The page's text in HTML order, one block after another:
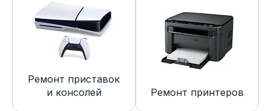
Ремонт приставок
и консолей
Ремонт принтеров